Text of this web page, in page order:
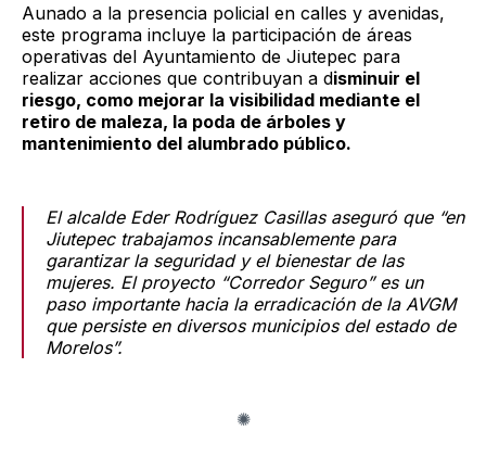
Aunado a la presencia policial en calles y avenidas,
este programa incluye la participación de áreas
operativas del Ayuntamiento de Jiutepec para
realizar acciones que contribuyan a disminuir el
riesgo, como mejorar la visibilidad mediante el
retiro de maleza, la poda de árboles y
mantenimiento del alumbrado público.
El alcalde Eder Rodríguez Casillas aseguró que “en
Jiutepec trabajamos incansablemente para
garantizar la seguridad y el bienestar de las
mujeres. El proyecto “Corredor Seguro” es un
paso importante hacia la erradicación de la AVGM
que persiste en diversos municipios del estado de
Morelos”.